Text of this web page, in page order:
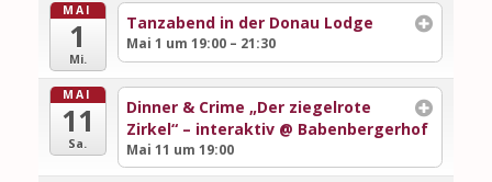
MAI
1
Mi.
Tanzabend in der Donau Lodge
Mai 1 um 19:00 – 21:30
MAI
11
Sa.
Dinner & Crime „Der ziegelrote
Zirkel“ – interaktiv @ Babenbergerhof
Mai 11 um 19:00